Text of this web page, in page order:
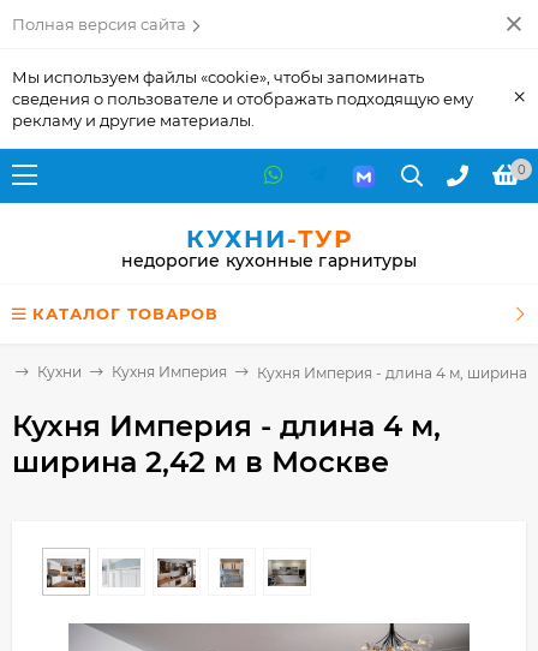
Полная версия сайта
Мы используем файлы «cookie», чтобы запоминать
сведения о пользователе и отображать подходящую ему
рекламу и другие материалы.
×
0
КУХНИ-ТУР
недорогие кухонные гарнитуры
КАТАЛОГ ТОВАРОВ
Кухни Кухня Империя Кухня Империя - длина 4 м, ширина
Кухня Империя - длина 4 м,
ширина 2,42 м в Москве